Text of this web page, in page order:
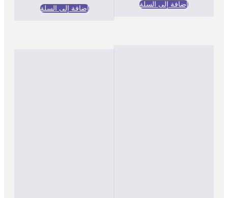
إضافة إلى السلة
إضافة إلى السلة